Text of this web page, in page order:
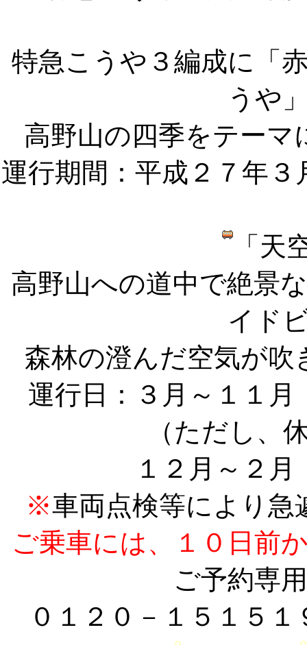
特急こうや３編成に「
うや
高野山の四季をテー
運行期間：平成２７年
「天
高野山への道中で絶景
イド
森林の澄んだ空気が
運行日：３月～１１
（ただし、
１２月～２
※車両点検等により急
ご乗車には、１０日前
ご予約専
０１２０－１５１５